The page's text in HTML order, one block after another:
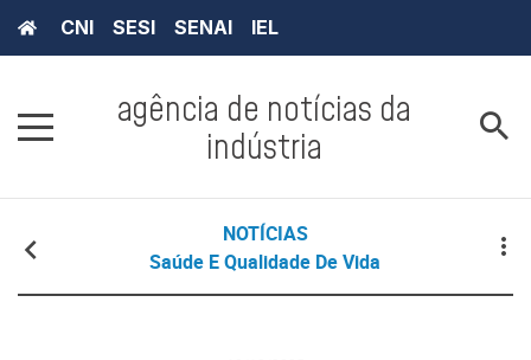
CNI SESI SENAI IEL
agência de notícias da
indústria
NOTÍCIAS
Saúde E Qualidade De Vida